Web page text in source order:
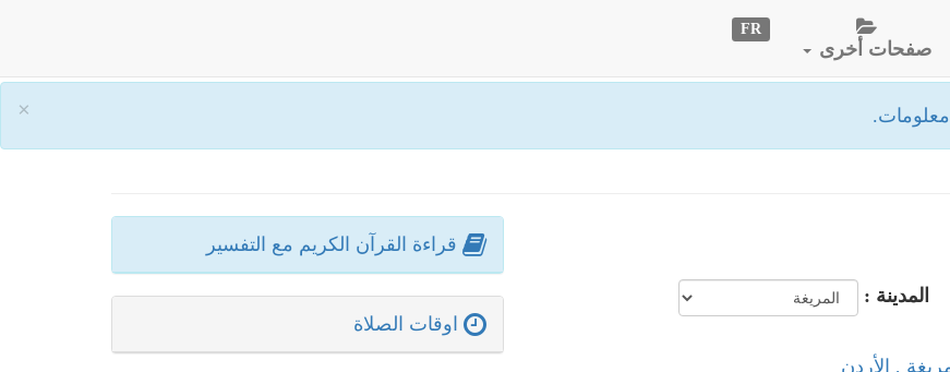
× معلومات.
صفحات أخرى
FR
المدينة :
, الأردن
قراءة القرآن الكريم مع التفسير
اوقات الصلاة